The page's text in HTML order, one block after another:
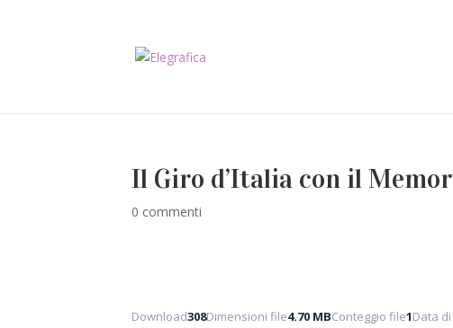
Il Giro d’Italia con il
0 commenti
Download308Dimensioni file4.70 MBConteggio file1Data